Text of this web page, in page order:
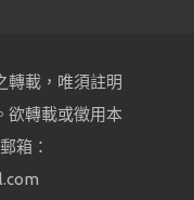
轉載，唯須註明
欲轉載或徵用本
箱：